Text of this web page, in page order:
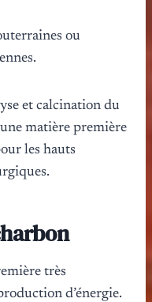
ou
et calcination du
matière première
les hauts
très
d’énergie.